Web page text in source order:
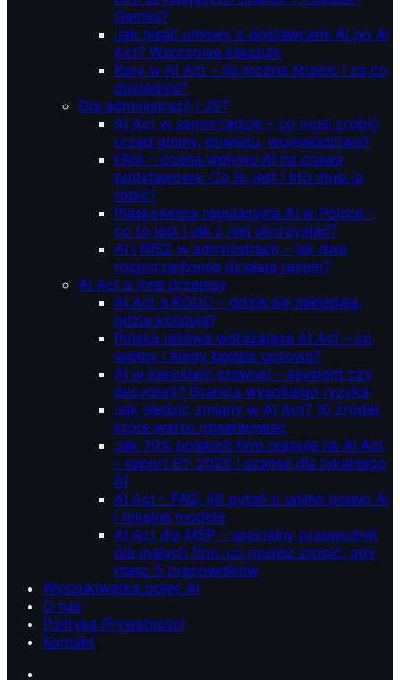
Gemini?
Jak pisać umowy z dostawcami AI po AI
Act? Wzorcowe klauzule
Kary w AI Act – ile można stracić i za co
dokładnie?
Dla administracji i JST
AI Act w samorządzie – co musi zrobić
urząd gminy, powiatu, województwa?
FRIA – ocena wpływu AI na prawa
podstawowe. Co to jest i kto musi ją
robić?
Piaskownica regulacyjna AI w Polsce –
co to jest i jak z niej skorzystać?
AI i NIS2 w administracji – jak dwa
rozporządzenia działają razem?
AI Act a inne przepisy
AI Act a RODO – gdzie się nakładają,
gdzie kolidują?
Polska ustawa wdrażająca AI Act – co
wiemy i kiedy będzie gotowa?
AI w kancelarii prawnej – asystent czy
decydent? Granica wysokiego ryzyka
Jak śledzić zmiany w AI Act? 10 źródeł,
które warto obserwować
Jak 70% polskich firm reaguje na AI Act
– raport EY 2026 i szanse dla lokalnego
AI
AI Act – FAQ: 40 pytań o unijne prawo AI
i lokalne modele
AI Act dla MŚP – specjalny przewodnik
dla małych firm: co musisz zrobić, gdy
masz 5 pracowników
Wyszukiwarka pojęć AI
O nas
Polityka Prywatności
Kontakt